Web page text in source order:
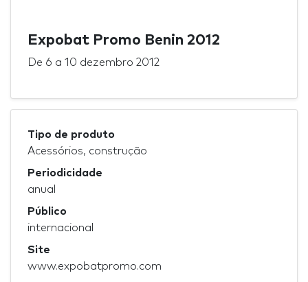
Expobat Promo Benin 2012
De 6 a 10 dezembro 2012
Tipo de produto
Acessórios, construção
Periodicidade
anual
Público
internacional
Site
www.expobatpromo.com